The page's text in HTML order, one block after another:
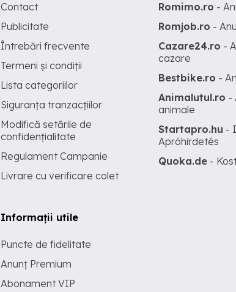
Contact
Publicitate
Întrebări frecvente
Termeni și condiții
Lista categoriilor
Siguranța tranzacțiilor
Modifică setările de
confidențialitate
Regulament Campanie
Livrare cu verificare colet
Informații utile
Puncte de fidelitate
Anunț Premium
Abonament VIP
Romimo.ro -
Romjob.ro -
Cazare24.ro -
cazare
Bestbike.ro -
Animalutul.ro -
animale
Startapro.hu -
Apróhirdetés
Quoka.de -